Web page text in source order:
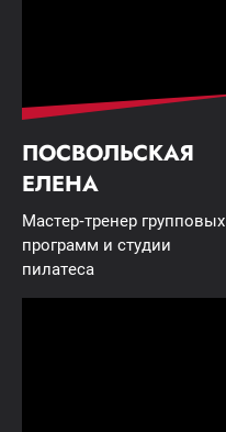
ПОСВОЛЬСКАЯ
ЕЛЕНА
Мастер-тренер групповых
программ и студии
пилатеса